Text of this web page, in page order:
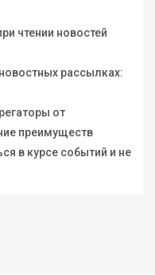
чтении новостей
рассылках:
от
преимуществ
в курсе событий и не